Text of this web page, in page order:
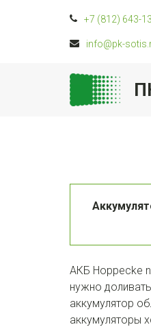
+7 (812) 643-
info@pk-
АКБ Hoppecke
нужно
аккумулятор
аккумуляторы